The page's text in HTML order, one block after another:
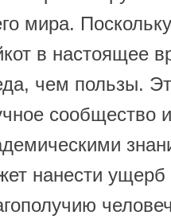
мира.
в настоящее
чем пользы.
сообщество
нанести